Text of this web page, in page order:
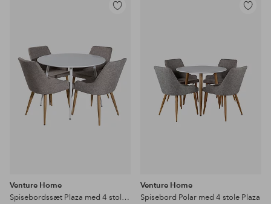
Venture Home
Spisebordssæt Plaza med 4 stole Plaza
Venture Home
Spisebord Polar med 4 stole Plaza